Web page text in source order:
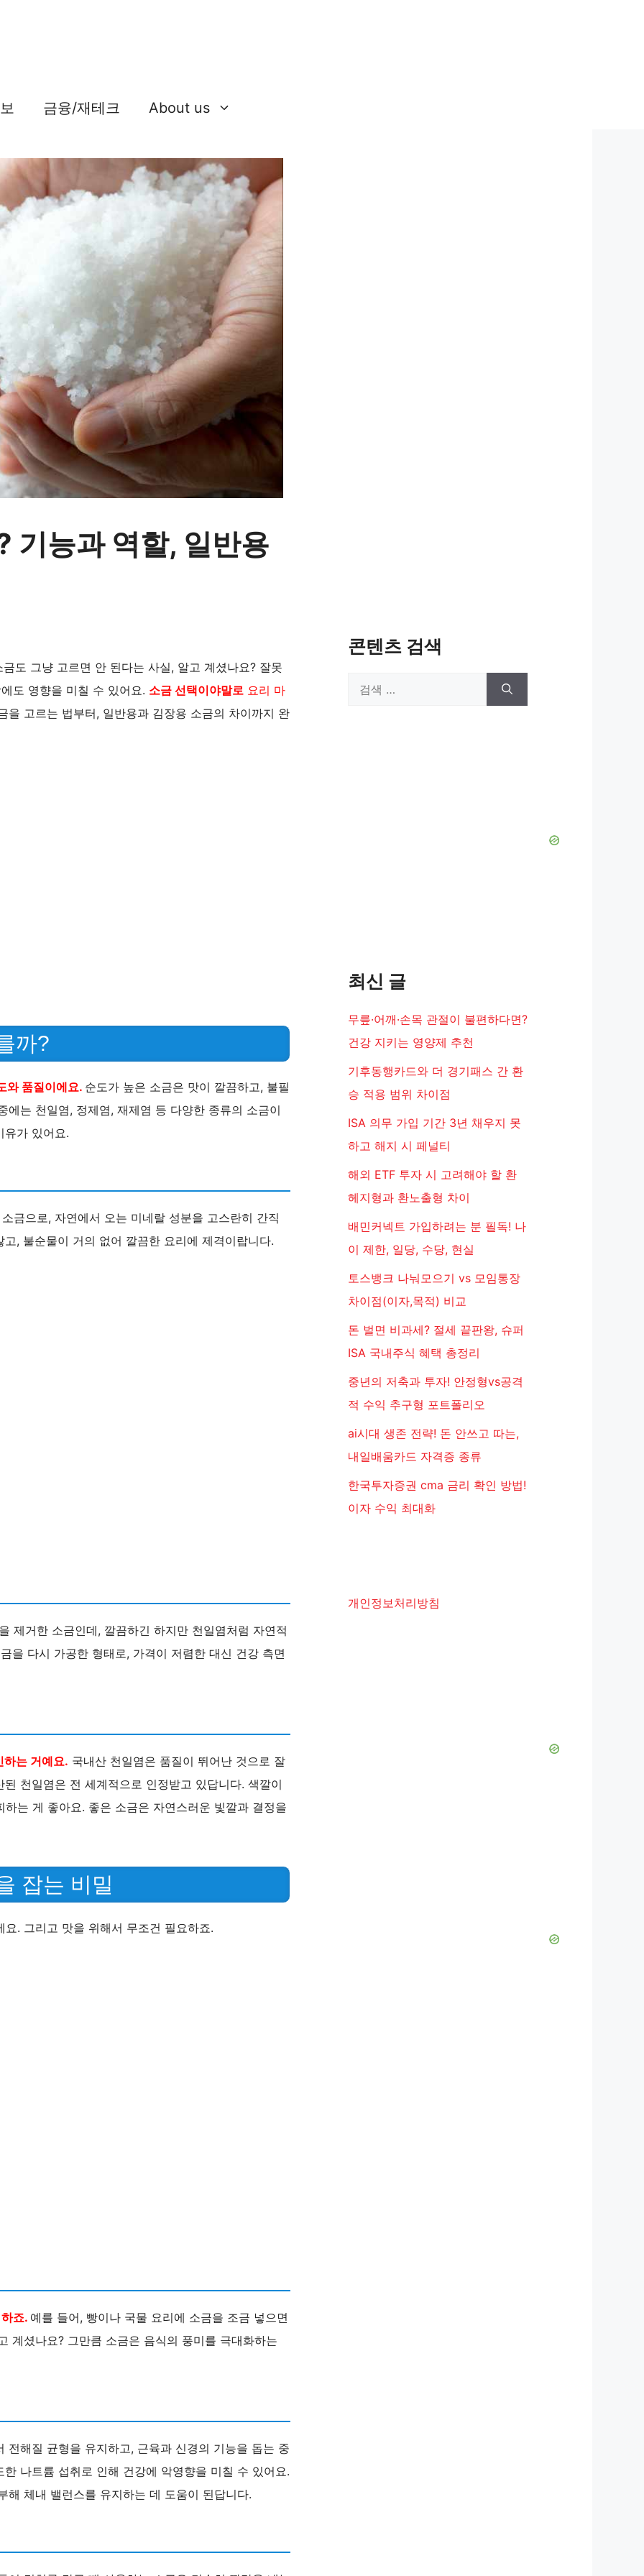
금융/재테크 About us
기능과 역할, 일반용
도 그냥 고르면 안 된다는 사실, 알고 계셨나요? 잘못
도 영향을 미칠 수 있어요. 소금 선택이야말로 요리 마
을 고르는 법부터, 일반용과 김장용 소금의 차이까지 완
까?
와 품질이에요. 순도가 높은 소금은 맛이 깔끔하고, 불필
는 천일염, 정제염, 재제염 등 다양한 종류의 소금이
유가 있어요.
금으로, 자연에서 오는 미네랄 성분을 고스란히 간직
, 불순물이 거의 없어 깔끔한 요리에 제격이랍니다.
제거한 소금인데, 깔끔하긴 하지만 천일염처럼 자연적
을 다시 가공한 형태로, 가격이 저렴한 대신 건강 측면
하는 거예요. 국내산 천일염은 품질이 뛰어난 것으로 잘
천일염은 전 세계적으로 인정받고 있답니다. 색깔이
는 게 좋아요. 좋은 소금은 자연스러운 빛깔과 결정을
잡는 비밀
. 그리고 맛을 위해서 무조건 필요하죠.
죠. 예를 들어, 빵이나 국물 요리에 소금을 조금 넣으면
계셨나요? 그만큼 소금은 음식의 풍미를 극대화하는
전해질 균형을 유지하고, 근육과 신경의 기능을 돕는 중
나트륨 섭취로 인해 건강에 악영향을 미칠 수 있어요.
해 체내 밸런스를 유지하는 데 도움이 된답니다.
콘텐츠 검색
최신 글
무릎·어깨·손목 관절이 불편하다면?
건강 지키는 영양제 추천
기후동행카드와 더 경기패스 간 환
승 적용 범위 차이점
ISA 의무 가입 기간 3년 채우지 못
하고 해지 시 페널티
해외 ETF 투자 시 고려해야 할 환
헤지형과 환노출형 차이
배민커넥트 가입하려는 분 필독! 나
이 제한, 일당, 수당, 현실
토스뱅크 나눠모으기 vs 모임통장
차이점(이자,목적) 비교
돈 벌면 비과세? 절세 끝판왕, 슈퍼
ISA 국내주식 혜택 총정리
중년의 저축과 투자! 안정형vs공격
적 수익 추구형 포트폴리오
ai시대 생존 전략! 돈 안쓰고 따는,
내일배움카드 자격증 종류
한국투자증권 cma 금리 확인 방법!
이자 수익 최대화
개인정보처리방침